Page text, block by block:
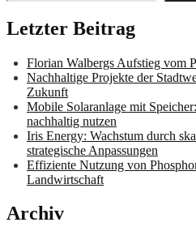
Letzter Beitrag
Florian Walbergs Aufstieg vom
Nachhaltige Projekte der
Zukunft
Mobile Solaranlage mit
nachhaltig nutzen
Iris Energy: Wachstum durch
strategische Anpassungen
Effiziente Nutzung von
Landwirtschaft
Archiv